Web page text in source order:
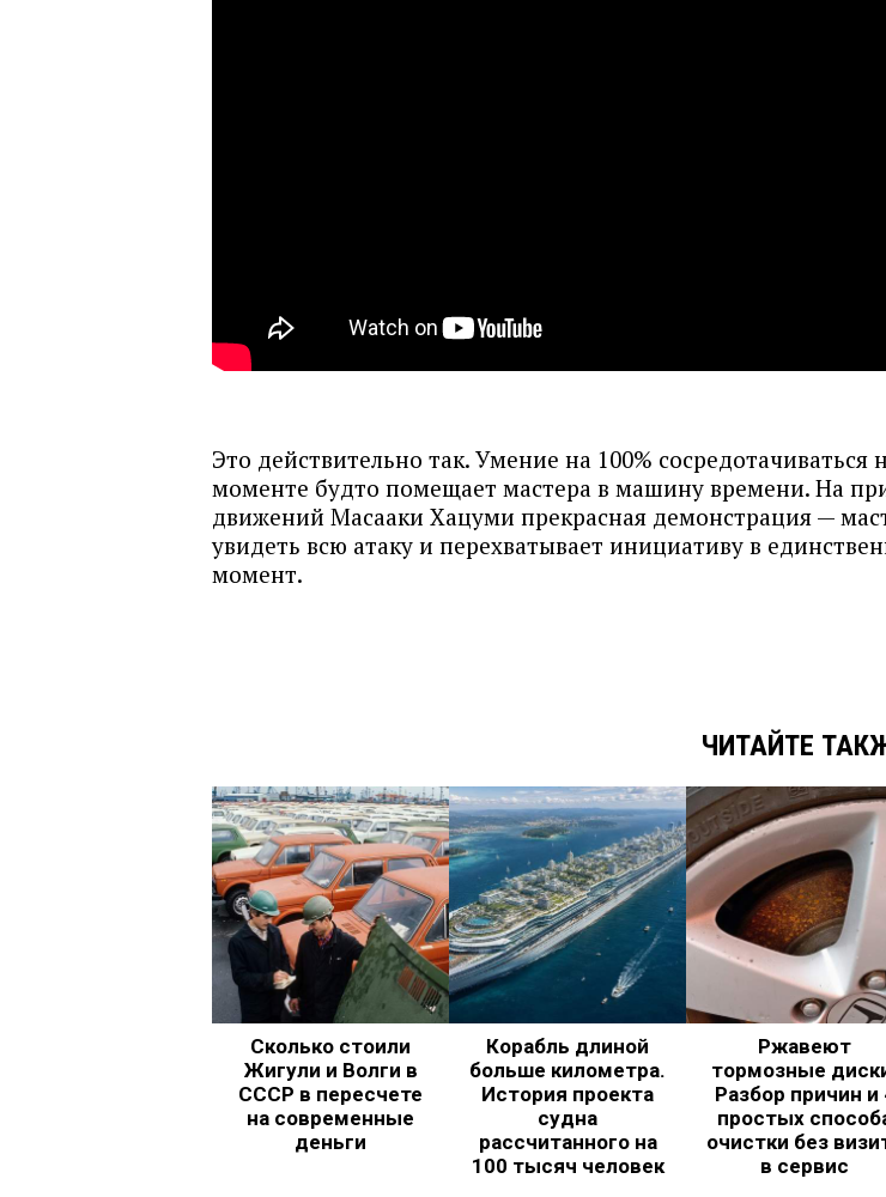
Это действительно так. Умение на 100% сосредотачиваться
моменте будто помещает мастера в машину времени. На
движений Масааки Хацуми прекрасная демонстрация —
увидеть всю атаку и перехватывает инициативу в
момент.
ЧИТАЙТЕ
Сколько стоили
Жигули и Волги в
СССР в пересчете
на современные
деньги
Корабль длиной
больше километра.
История проекта
судна
рассчитанного на
100 тысяч человек
Ржавеют
тормозные
Разбор причин и
простых
очистки без
в сервис